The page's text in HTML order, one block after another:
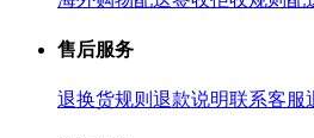
售后服务
退换货规则 退款说明联系客服